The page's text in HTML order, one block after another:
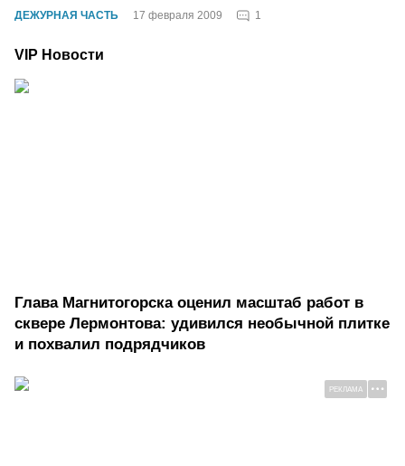
ДЕЖУРНАЯ ЧАСТЬ 17 февраля 2009 1
VIP Новости
Глава Магнитогорска оценил масштаб работ в
сквере Лермонтова: удивился необычной плитке
и похвалил подрядчиков
РЕКЛАМА